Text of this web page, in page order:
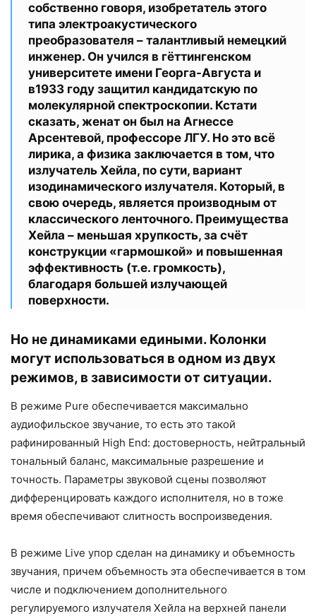
собственно говоря, изобретатель этого
типа электроакустического
преобразователя – талантливый немецкий
инженер. Он учился в гёттингенском
университете имени Георга-Августа и
в1933 году защитил кандидатскую по
молекулярной спектроскопии. Кстати
сказать, женат он был на Агнессе
Арсентевой, профессоре ЛГУ. Но это всё
лирика, а физика заключается в том, что
излучатель Хейла, по сути, вариант
изодинамического излучателя. Который, в
свою очередь, является производным от
классического ленточного. Преимущества
Хейла – меньшая хрупкость, за счёт
конструкции «гармошкой» и повышенная
эффективность (т.е. громкость),
благодаря большей излучающей
поверхности.
Но не динамиками едиными. Колонки
могут использоваться в одном из двух
режимов, в зависимости от ситуации.
В режиме Pure обеспечивается максимально
аудиофильское звучание, то есть это такой
рафинированный High End: достоверность, нейтральный
тональный баланс, максимальные разрешение и
точность. Параметры звуковой сцены позволяют
дифференцировать каждого исполнителя, но в тоже
время обеспечивают слитность воспроизведения.
В режиме Live упор сделан на динамику и объемность
звучания, причем объемность эта обеспечивается в том
числе и подключением дополнительного
регулируемого излучателя Хейла на верхней панели